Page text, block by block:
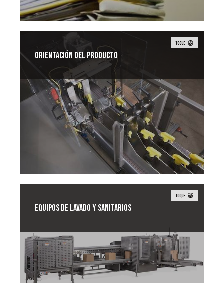
TOQUE
Orientación del producto
Combi ofrece opciones para el envasado
de productos personalizados que
requieren una orientación especial o una
colocación precisa.
TOQUE
Equipos de lavado y sanitarios
En la fabricación de alimentos, es
imprescindible que los sistemas de
envasado mantengan la seguridad y